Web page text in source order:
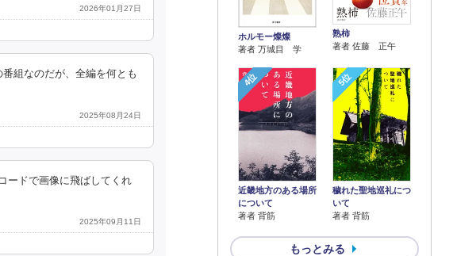
2026年01月27日
組なのだが、全編を何とも
2025年08月24日
ードで画像に飛ばしてくれ
2025年09月11日
ホルモー燦燦
著者 万城目 学
熟柿
著者 佐藤 正午
4位
近畿地方のある場所
について
著者 背筋
5位
穢れた聖地巡礼につ
いて
著者 背筋
もっとみる